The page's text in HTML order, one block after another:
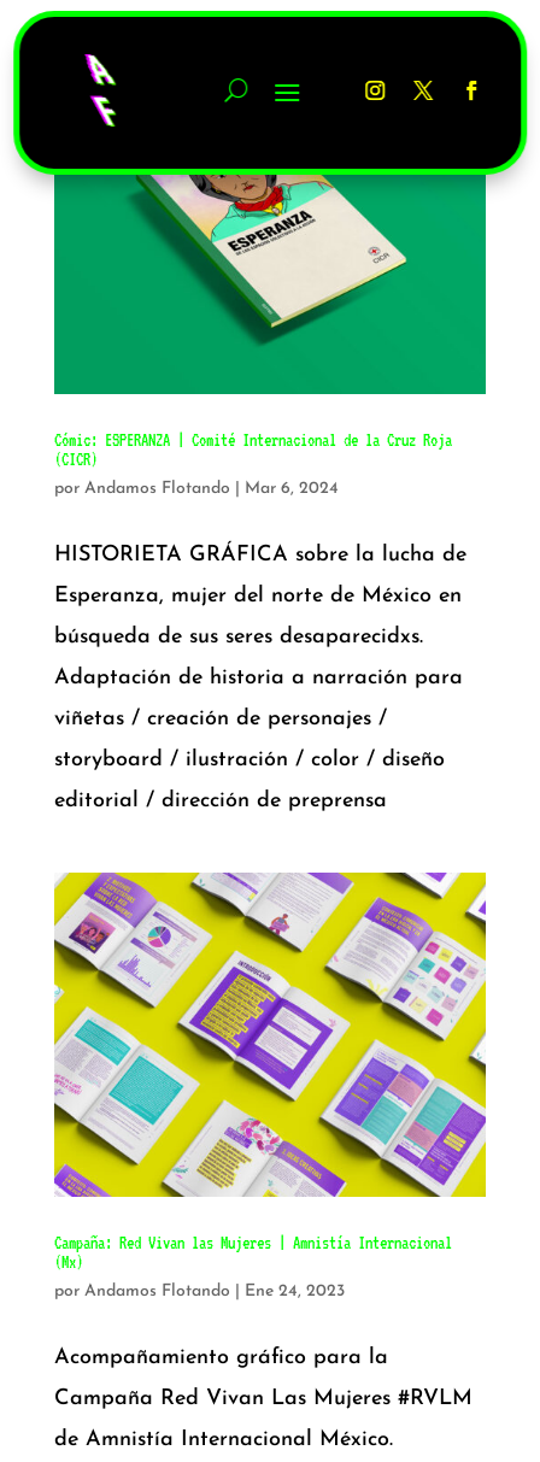
Cómic: ESPERANZA | Comité Internacional de la Cruz Roja
(CICR)
por Andamos Flotando Mar 6, 2024
HISTORIETA GRÁFICA sobre la lucha de
Esperanza, mujer del norte de México en
búsqueda de sus seres desaparecidxs.
Adaptación de historia a narración para
viñetas / creación de personajes /
storyboard / ilustración / color / diseño
editorial / dirección de preprensa
Campaña: Red Vivan las Mujeres | Amnistía Internacional
(Mx)
por Andamos Flotando Ene 24, 2023
Acompañamiento gráfico para la
Campaña Red Vivan Las Mujeres #RVLM
de Amnistía Internacional México.